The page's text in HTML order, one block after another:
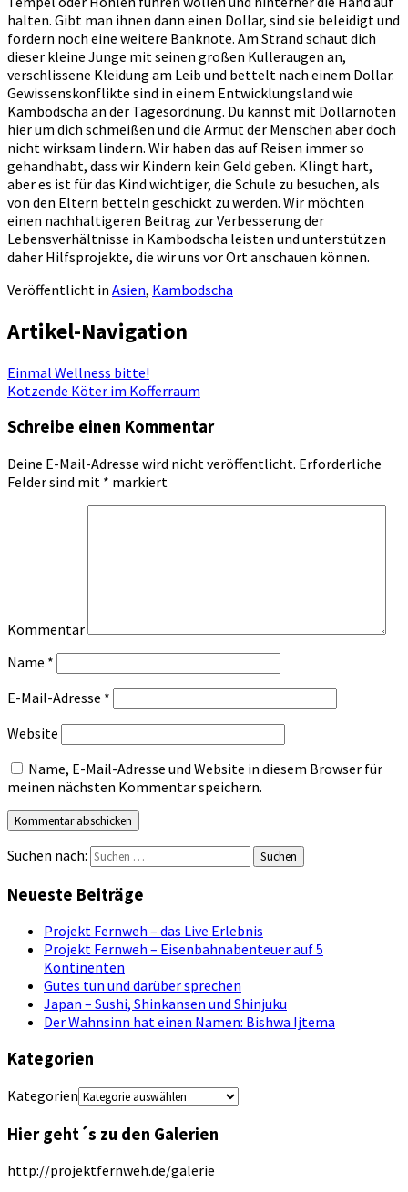
halten. Gibt man ihnen dann einen Dollar, sind sie beleidigt und
fordern noch eine weitere Banknote. Am Strand schaut dich
dieser kleine Junge mit seinen großen Kulleraugen an,
verschlissene Kleidung am Leib und bettelt nach einem Dollar.
Gewissenskonflikte sind in einem Entwicklungsland wie
Kambodscha an der Tagesordnung. Du kannst mit Dollarnoten
hier um dich schmeißen und die Armut der Menschen aber doch
nicht wirksam lindern. Wir haben das auf Reisen immer so
gehandhabt, dass wir Kindern kein Geld geben. Klingt hart,
aber es ist für das Kind wichtiger, die Schule zu besuchen, als
von den Eltern betteln geschickt zu werden. Wir möchten
einen nachhaltigeren Beitrag zur Verbesserung der
Lebensverhältnisse in Kambodscha leisten und unterstützen
daher Hilfsprojekte, die wir uns vor Ort anschauen können.
Veröffentlicht in Asien, Kambodscha
Artikel-Navigation
Einmal Wellness bitte!
Kotzende Köter im Kofferraum
Schreibe einen Kommentar
Deine E-Mail-Adresse wird nicht veröffentlicht. Erforderliche
Felder sind mit * markiert
Kommentar
Name *
E-Mail-Adresse *
Website
Name, E-Mail-Adresse und Website in diesem Browser für
meinen nächsten Kommentar speichern.
Suchen nach:
Neueste Beiträge
Projekt Fernweh – das Live Erlebnis
Projekt Fernweh – Eisenbahnabenteuer auf 5
Kontinenten
Gutes tun und darüber sprechen
Japan – Sushi, Shinkansen und Shinjuku
Der Wahnsinn hat einen Namen: Bishwa Ijtema
Kategorien
Kategorien
Hier geht´s zu den Galerien
http://projektfernweh.de/galerie